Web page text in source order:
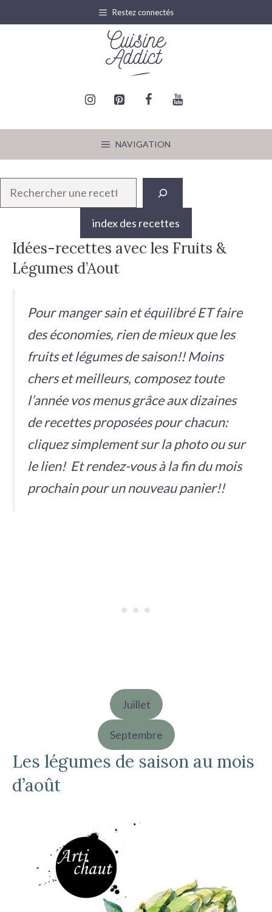
au
Restez connectés
NAVIGATION
e
index des recettes
Idées-recettes avec les Fruits &
Légumes d’Aout
Pour manger sain et équilibré ET faire
des économies, rien de mieux que les
fruits et légumes de saison!! Moins
chers et meilleurs, composez toute
l’année vos menus grâce aux dizaines
de recettes proposées pour chacun:
cliquez simplement sur la photo ou sur
le lien! Et rendez-vous à la fin du mois
prochain pour un nouveau panier!!
Juillet
Septembre
Les légumes de saison au mois
d’août